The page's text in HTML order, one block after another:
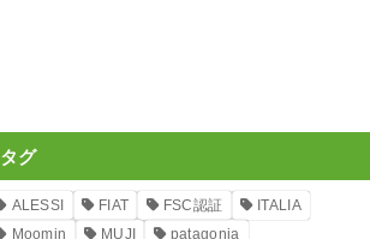
タグ
ALESSI FIAT FSC認証
ITALIA
Moomin
MUJI
patagonia